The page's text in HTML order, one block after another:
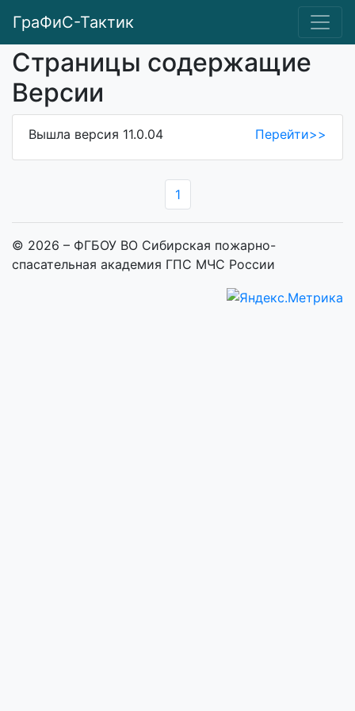
ГраФиС-Тактик
Страницы содержащие
Версии
Вышла версия 11.0.04 Перейти>>
1
© 2026 – ФГБОУ ВО Сибирская пожарно-
спасательная академия ГПС МЧС России